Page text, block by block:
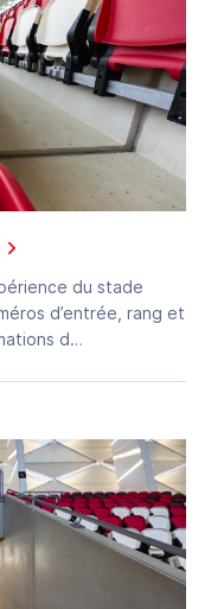
du stade
d’entrée, rang et
d…